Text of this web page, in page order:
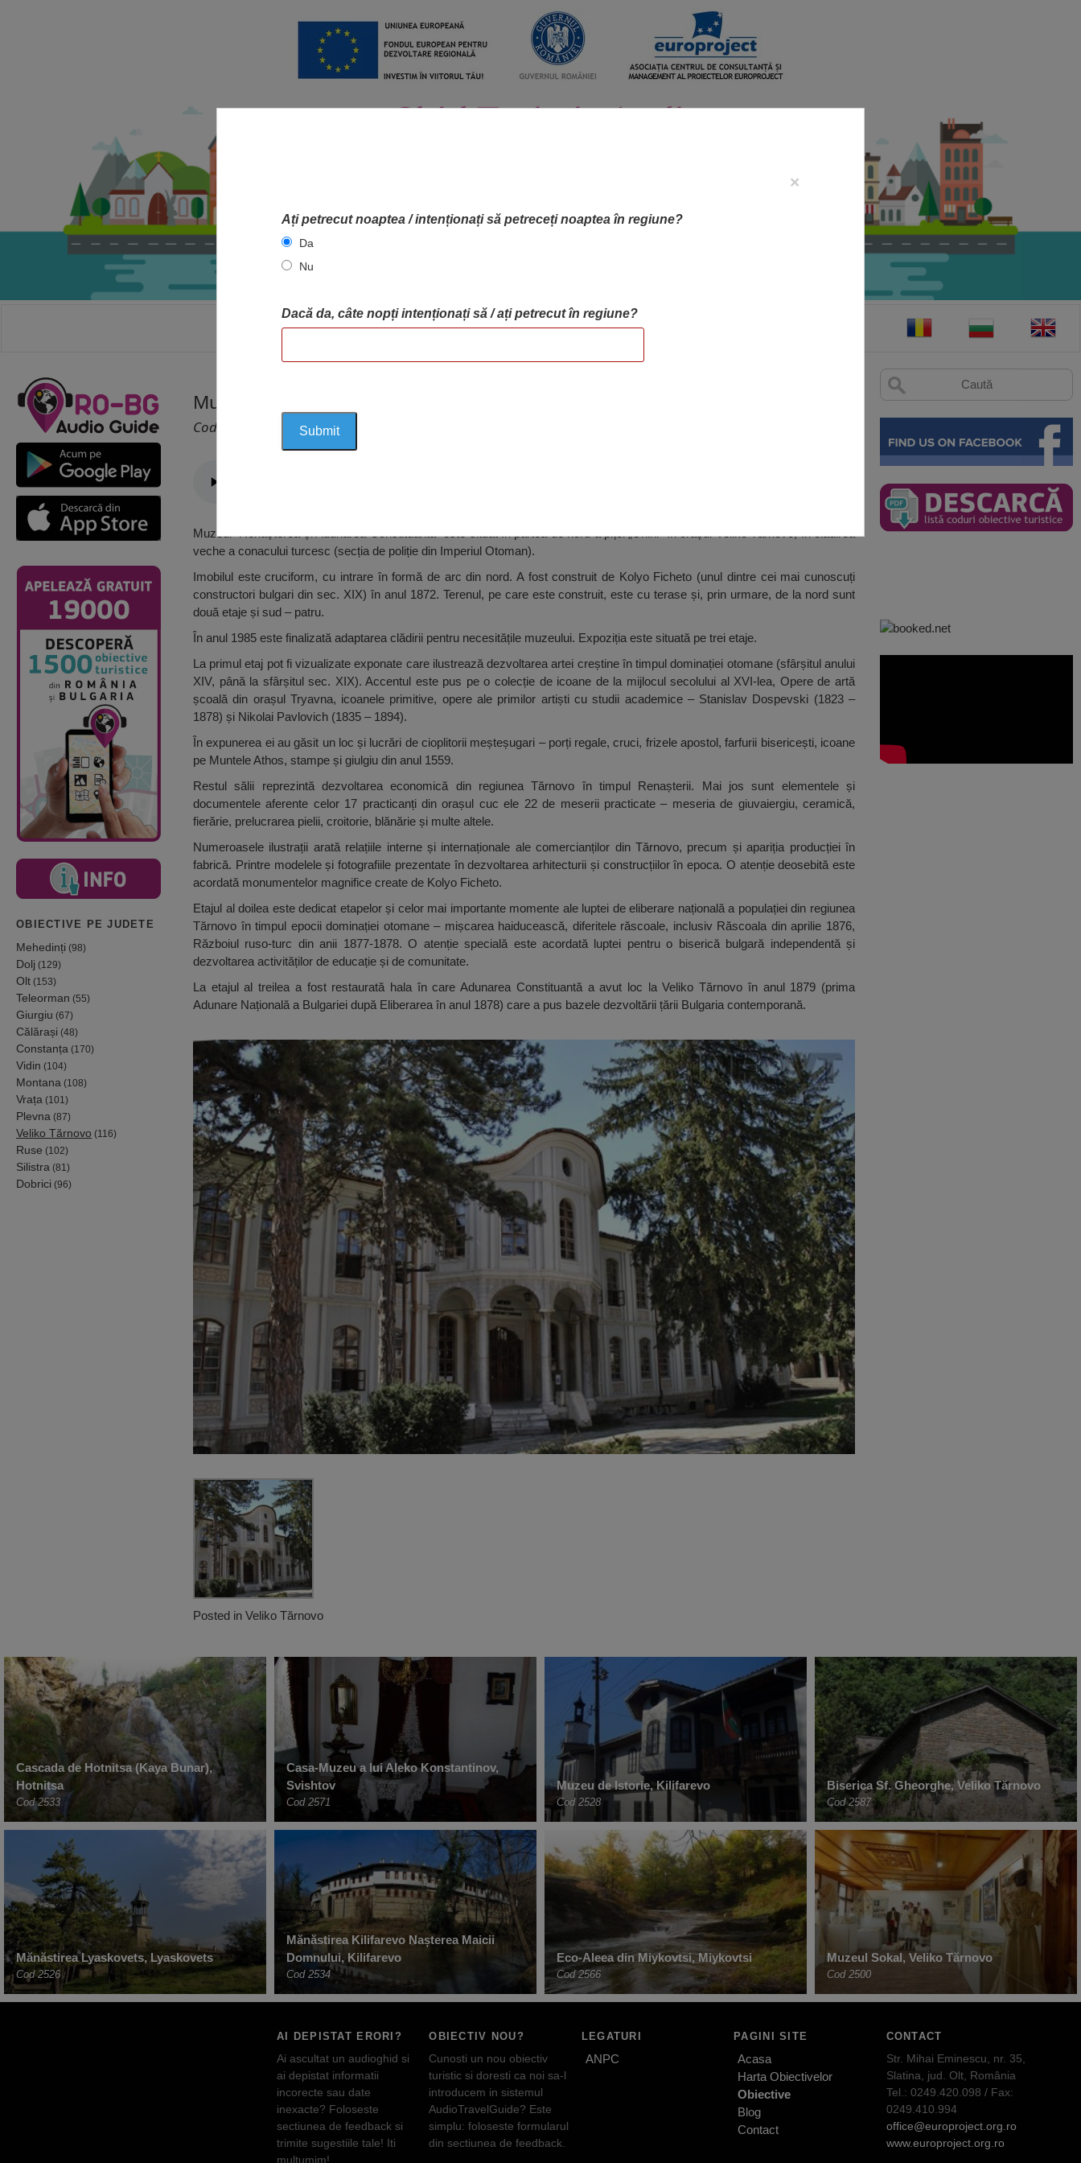
ACASA HARTA OBIECTIVELOR OBIECTIVE
OBIECTIVE PE JUDETE
Mehedinți (98)
Dolj (129)
Olt (153)
Teleorman (55)
Giurgiu (67)
Călărași (48)
Constanța (170)
Vidin (104)
Montana (108)
Vrața (101)
Plevna (87)
Veliko Tărnovo (116)
Ruse (102)
Silistra (81)
Dobrici (96)
Muzeul Renașterii și Adunării Constituante, Veliko Tărnovo
Cod 2488
Muzeul ”Renașterea și Adunarea Constituantă” este situat în partea de nord a piței „Unirii” în orașul Veliko Tărnovo, în clădirea
veche a conacului turcesc (secția de poliție din Imperiul Otoman).
Imobilul este cruciform, cu intrare în formă de arc din nord. A fost construit de Kolyo Ficheto (unul dintre cei mai cunoscuți
constructori bulgari din sec. XIX) în anul 1872. Terenul, pe care este construit, este cu terase și, prin urmare, de la nord sunt
două etaje și sud – patru.
În anul 1985 este finalizată adaptarea clădirii pentru necesitățile muzeului. Expoziția este situată pe trei etaje.
La primul etaj pot fi vizualizate exponate care ilustrează dezvoltarea artei creștine în timpul dominației otomane (sfârșitul anului
XIV, până la sfârșitul sec. XIX). Accentul este pus pe o colecție de icoane de la mijlocul secolului al XVI-lea, Opere de artă
școală din orașul Tryavna, icoanele primitive, opere ale primilor artiști cu studii academice – Stanislav Dospevski (1823 –
1878) și Nikolai Pavlovich (1835 – 1894).
În expunerea ei au găsit un loc și lucrări de cioplitorii meșteșugari – porți regale, cruci, frizele apostol, farfurii bisericești, icoane
pe Muntele Athos, stampe și giulgiu din anul 1559.
Restul sălii reprezintă dezvoltarea economică din regiunea Tărnovo în timpul Renașterii. Mai jos sunt elementele și
documentele aferente celor 17 practicanți din orașul cuc ele 22 de meserii practicate – meseria de giuvaiergiu, ceramică,
fierărie, prelucrarea pielii, croitorie, blănărie și multe altele.
Numeroasele ilustrații arată relațiile interne și internaționale ale comercianților din Tărnovo, precum și apariția producției în
fabrică. Printre modelele și fotografiile prezentate în dezvoltarea arhitecturii și construcțiilor în epoca. O atenție deosebită este
acordată monumentelor magnifice create de Kolyo Ficheto.
Etajul al doilea este dedicat etapelor și celor mai importante momente ale luptei de eliberare națională a populației din regiunea
Tărnovo în timpul epocii dominației otomane – mișcarea haiducească, diferitele răscoale, inclusiv Răscoala din aprilie 1876,
Războiul ruso-turc din anii 1877-1878. O atenție specială este acordată luptei pentru o biserică bulgară independentă și
dezvoltarea activităților de educație și de comunitate.
La etajul al treilea a fost restaurată hala în care Adunarea Constituantă a avut loc la Veliko Tărnovo în anul 1879 (prima
Adunare Națională a Bulgariei după Eliberarea în anul 1878) care a pus bazele dezvoltării țării Bulgaria contemporană.
×
Ați petrecut noaptea / intenționați să petreceți noaptea în regiune?
Da
Nu
Dacă da, câte nopți intenționați să / ați petrecut în regiune?
Posted in Veliko Tărnovo
Cascada de Hotnitsa (Kaya Bunar),
Hotnitsa
Cod 2533
Casa-Muzeu a lui Aleko Konstantinov,
Svishtov
Cod 2571
Muzeu de Istorie, Kilifarevo
Cod 2528
Biserica Sf. Gheorghe, Veliko Tărnovo
Cod 2587
Mănăstirea Lyaskovets, Lyaskovets
Cod 2526
Mănăstirea Kilifarevo Nașterea Maicii
Domnului, Kilifarevo
Cod 2534
Eco-Aleea din Miykovtsi, Miykovtsi
Cod 2566
Muzeul Sokal, Veliko Tărnovo
Cod 2500
AI DEPISTAT ERORI?
Ai ascultat un audioghid si
ai depistat informatii
incorecte sau date
inexacte? Foloseste
sectiunea de feedback si
trimite sugestiile tale! Iti
multumim!
OBIECTIV NOU?
Cunosti un nou obiectiv
turistic si doresti ca noi sa-l
introducem in sistemul
AudioTravelGuide? Este
simplu: foloseste formularul
din sectiunea de feedback.
LEGATURI
ANPC
PAGINI SITE
Acasa
Harta Obiectivelor
Obiective
Blog
Contact
CONTACT
Str. Mihai Eminescu, nr. 35,
Slatina, jud. Olt, România
Tel.: 0249.420.098 / Fax:
0249.410.994
office@europroject.org.ro
www.europroject.org.ro